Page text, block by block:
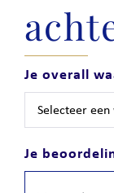
Je overall
Je